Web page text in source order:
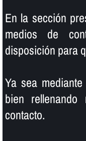
En la sección
medios de
disposición para
Ya sea
bien rellenando
contacto.